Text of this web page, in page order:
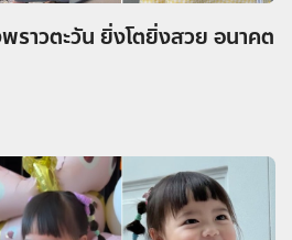
าวตะวัน ยิ่งโตยิ่งสวย อนาคต